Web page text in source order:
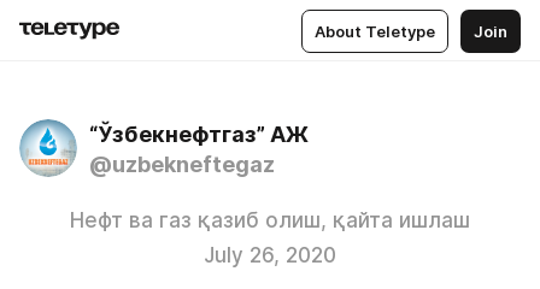
About Teletype Join
“Ўзбекнефтгаз” АЖ
@uzbekneftegaz
Нефт ва газ қазиб олиш, қайта ишлаш
July 26, 2020